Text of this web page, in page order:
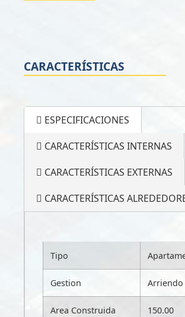
CARACTERÍSTICAS
ESPECIFICACIONES
CARACTERÍSTICAS INTERNAS
CARACTERÍSTICAS EXTERNAS
CARACTERÍSTICAS
Tipo
Gestion Arriendo
Area Construida 150.00